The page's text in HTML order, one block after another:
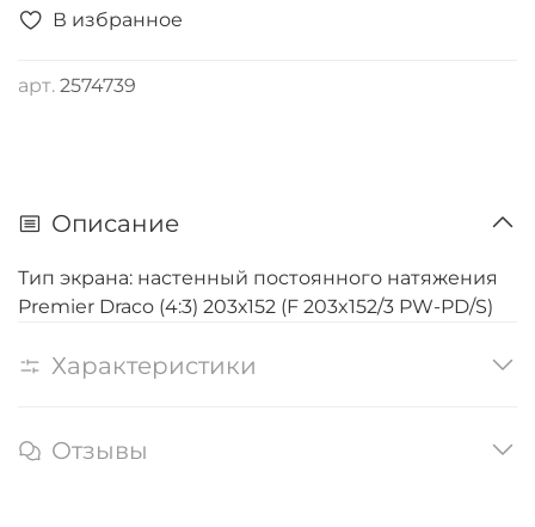
В избранное
арт. 2574739
Описание
Тип экрана: настенный постоянного натяжения
Premier Draco (4:3) 203х152 (F 203x152/3 PW-PD/S)
Характеристики
Отзывы